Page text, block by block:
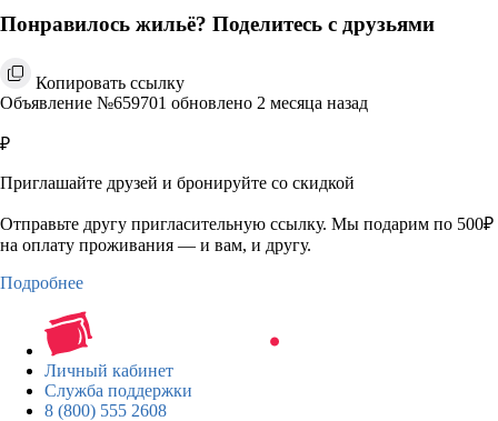
Понравилось жильё? Поделитесь с друзьями
Копировать ссылку
Объявление №659701 обновлено 2 месяца назад
₽
Приглашайте друзей и бронируйте со скидкой
Отправьте другу пригласительную ссылку. Мы подарим по 500₽
на оплату проживания — и вам, и другу.
Подробнее
Личный кабинет
Служба поддержки
8 (800) 555 2608